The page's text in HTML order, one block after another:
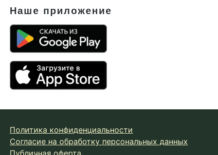
Наше приложение
Политика конфиденциальности
Согласие на обработку персональных данных
Публичная оферта